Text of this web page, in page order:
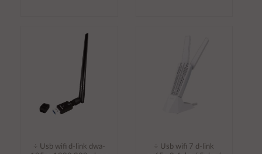
carrito
÷ Usb wifi d-link dwa-
÷ Usb wifi 7 d-link